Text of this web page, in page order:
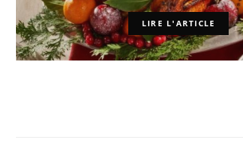
LIRE L'ARTICLE